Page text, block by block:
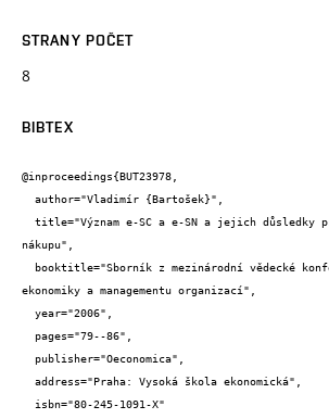
STRANY POČET
8
BIBTEX
@inproceedings{BUT23978,
nákupu",
ekonomiky a managementu organizací",